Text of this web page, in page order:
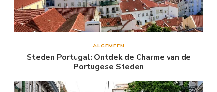
ALGEMEEN
Steden Portugal: Ontdek de Charme van de
Portugese Steden